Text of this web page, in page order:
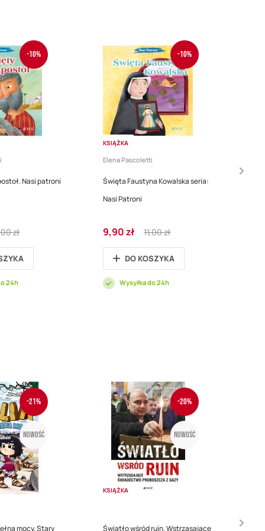
-10%
Nasi patroni
zł
24h
-10%
KSIĄŻKA
Elena Pascoletti
Święta Faustyna Kowalska seria:
Nasi Patroni
Cena
promocyjna
9,90 zł
Regular
Price
11,00 zł
DO KOSZYKA
Wysyłka do 24h
-21%
Nowość
mocy. Stary
-20%
Nowość
KSIĄŻKA
Światło wśród ruin. Wstrząsające